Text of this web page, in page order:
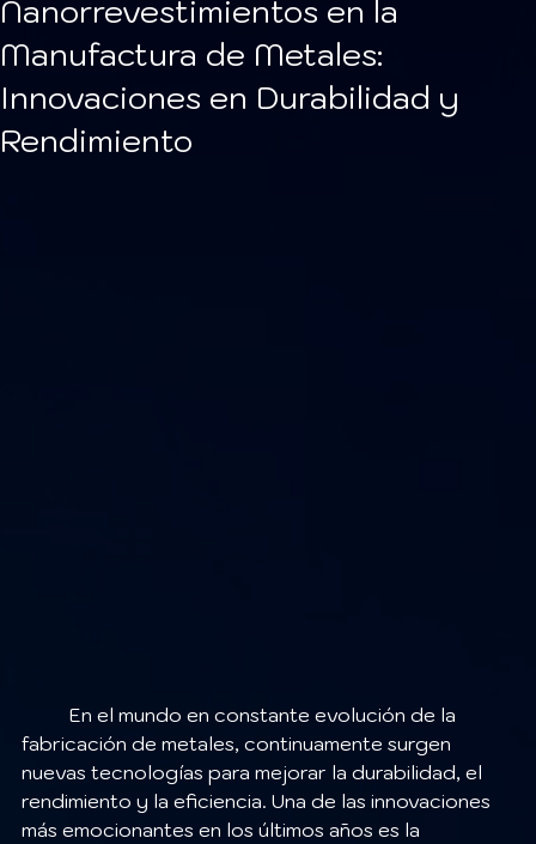
Nanorrevestimientos en la
Manufactura de Metales:
Innovaciones en Durabilidad y
Rendimiento
fabricación de metales, continuamente surgen
nuevas tecnologías para mejorar la durabilidad, el
rendimiento y la eficiencia. Una de las innovaciones
más emocionantes en los últimos años es la